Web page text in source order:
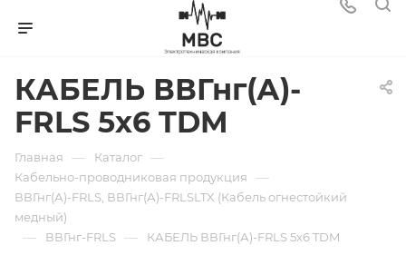
КАБЕЛЬ ВВГнг(А)-
FRLS 5х6 TDM
Главная — Каталог —
Кабельно-проводниковая продукция —
ВВГнг(А)-FRLS, ВВГнг(А)-FRLSLTX (Кабель огнестойкий
медный)
— ВВГнг-FRLS — КАБЕЛЬ ВВГнг(А)-FRLS 5х6 TDM